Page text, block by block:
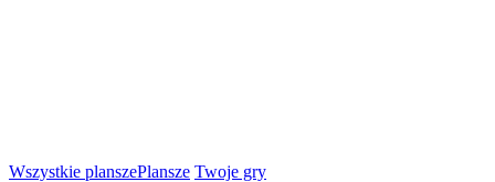
Wszystkie planszePlansze Twoje gry